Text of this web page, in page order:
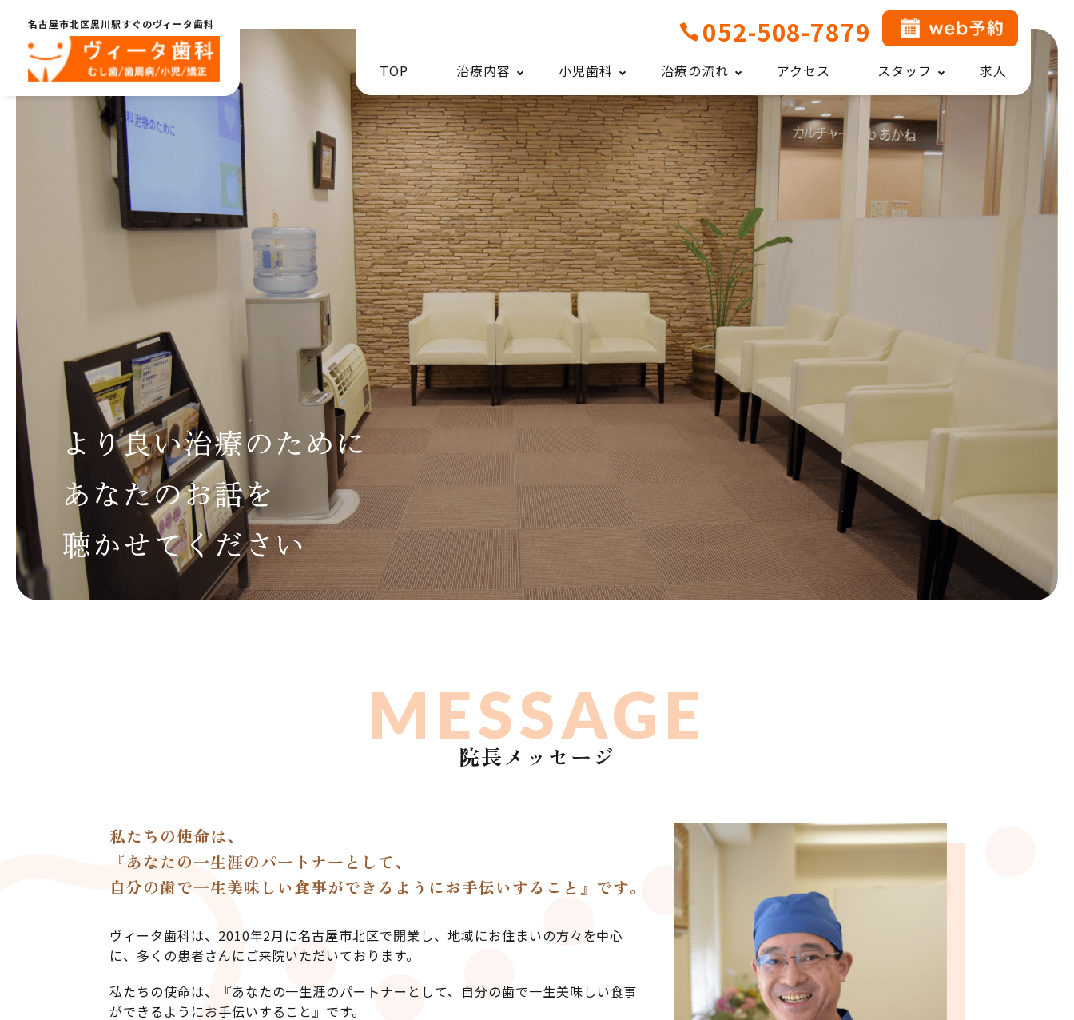
名古屋市北区黒川駅すぐのヴィータ歯科 052-508-7879
TOP 治療内容 小児歯科 治療の流れ アクセス スタッフ 求人
MESSAGE
院長メッセージ
私たちの使命は、
『あなたの一生涯のパートナーとして、
自分の歯で一生美味しい食事ができるようにお手伝いすること』です。
ヴィータ歯科は、2010年2月に名古屋市北区で開業し、地域にお住まいの方々を中心
に、多くの患者さんにご来院いただいております。
私たちの使命は、『あなたの一生涯のパートナーとして、自分の歯で一生美味しい食事
ができるようにお手伝いすること』です。